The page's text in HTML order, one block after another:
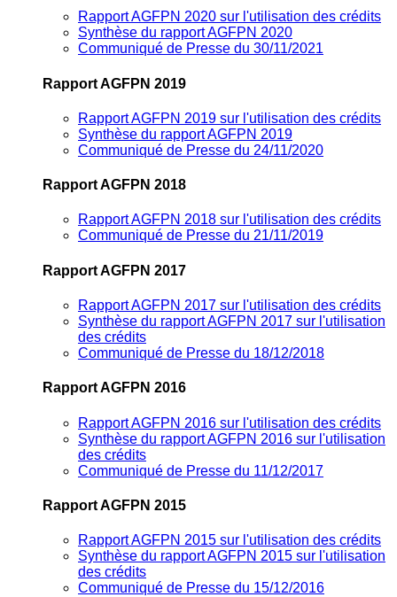
Rapport AGFPN 2020 sur l'utilisation des crédits
Synthèse du rapport AGFPN 2020
Communiqué de Presse du 30/11/2021
Rapport AGFPN 2019
Rapport AGFPN 2019 sur l'utilisation des crédits
Synthèse du rapport AGFPN 2019
Communiqué de Presse du 24/11/2020
Rapport AGFPN 2018
Rapport AGFPN 2018 sur l'utilisation des crédits
Communiqué de Presse du 21/11/2019
Rapport AGFPN 2017
Rapport AGFPN 2017 sur l'utilisation des crédits
Synthèse du rapport AGFPN 2017 sur l'utilisation
des crédits
Communiqué de Presse du 18/12/2018
Rapport AGFPN 2016
Rapport AGFPN 2016 sur l'utilisation des crédits
Synthèse du rapport AGFPN 2016 sur l'utilisation
des crédits
Communiqué de Presse du 11/12/2017
Rapport AGFPN 2015
Rapport AGFPN 2015 sur l'utilisation des crédits
Synthèse du rapport AGFPN 2015 sur l'utilisation
des crédits
Communiqué de Presse du 15/12/2016